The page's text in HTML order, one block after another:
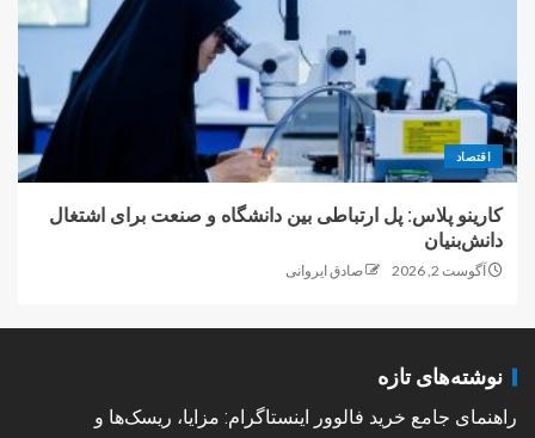
اقتصاد
کارینو پلاس: پل ارتباطی بین دانشگاه و صنعت برای اشتغال
دانش‌بنیان
آگوست 2, 2026 صادق ایروانی
نوشته‌های تازه
راهنمای جامع خرید فالوور اینستاگرام: مزایا، ریسک‌ها و